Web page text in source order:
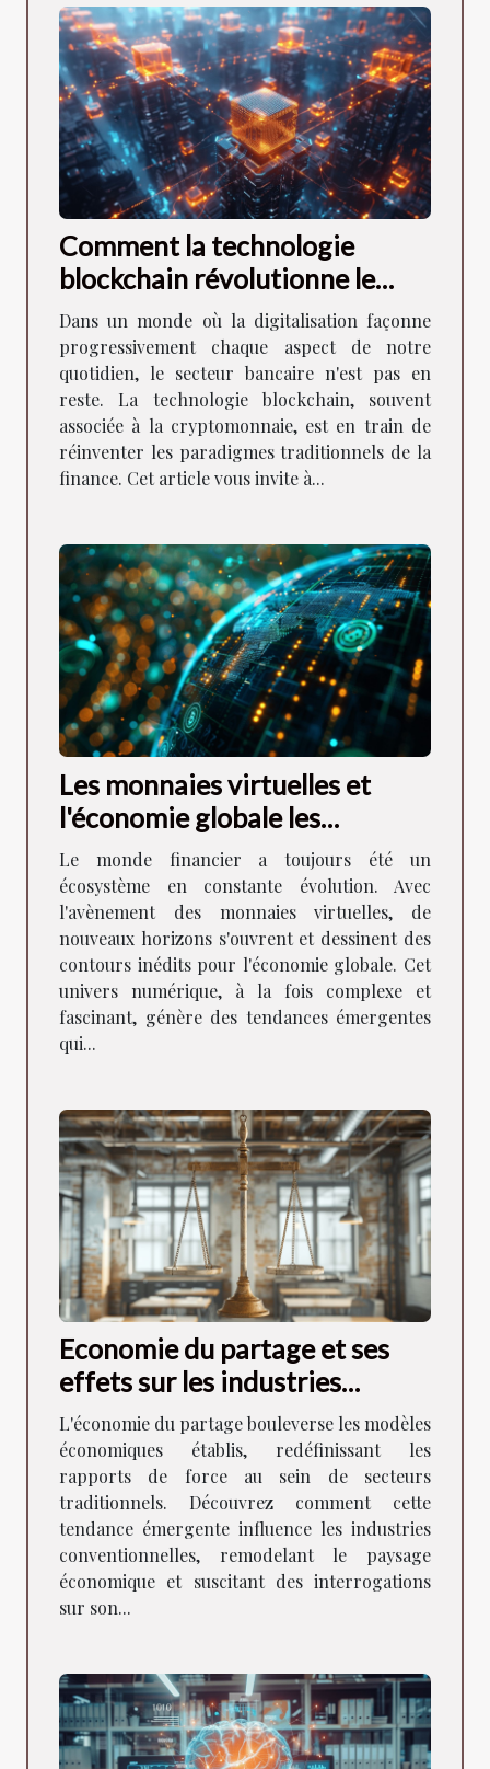
Comment la technologie
blockchain révolutionne le
secteur bancaire
Dans un monde où la digitalisation façonne
progressivement chaque aspect de notre
quotidien, le secteur bancaire n'est pas en
reste. La technologie blockchain, souvent
associée à la cryptomonnaie, est en train de
réinventer les paradigmes traditionnels de la
finance. Cet article vous invite à...
Les monnaies virtuelles et
l'économie globale les
tendances à surveiller
Le monde financier a toujours été un
écosystème en constante évolution. Avec
l'avènement des monnaies virtuelles, de
nouveaux horizons s'ouvrent et dessinent des
contours inédits pour l'économie globale. Cet
univers numérique, à la fois complexe et
fascinant, génère des tendances émergentes
qui...
Economie du partage et ses
effets sur les industries
traditionnelles Nouvelles
tendances et perspectives
L'économie du partage bouleverse les modèles
économiques établis, redéfinissant les
rapports de force au sein de secteurs
traditionnels. Découvrez comment cette
tendance émergente influence les industries
conventionnelles, remodelant le paysage
économique et suscitant des interrogations
sur son...